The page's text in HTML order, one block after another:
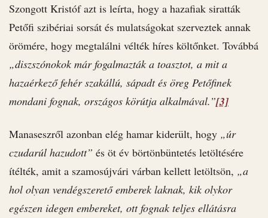
Szongott Kristóf azt is leírta, hogy a hazafiak siratták
Petőfi szibériai sorsát és mulatságokat szerveztek annak
örömére, hogy megtalálni vélték híres költőnket. Továbbá
„diszszónokok már fogalmazták a toasztot, a mit a
hazaérkező fehér szakállú, sápadt és öreg Petőfinek
mondani fognak, országos körútja alkalmával.”[3]
Manaseszről azonban elég hamar kiderült, hogy „úr
czudarúl hazudott” és öt év börtönbüntetés letöltésére
ítélték, amit a szamosújvári várban kellett letöltsön, „a
hol olyan vendégszerető emberek laknak, kik olykor
egészen idegen embereket, ott fognak teljes ellátásra